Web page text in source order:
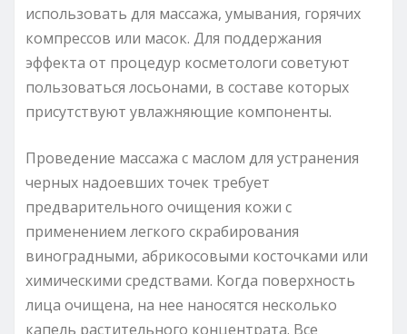
использовать для массажа, умывания, горячих
компрессов или масок. Для поддержания
эффекта от процедур косметологи советуют
пользоваться лосьонами, в составе которых
присутствуют увлажняющие компоненты.
Проведение массажа с маслом для устранения
черных надоевших точек требует
предварительного очищения кожи с
применением легкого скрабирования
виноградными, абрикосовыми косточками или
химическими средствами. Когда поверхность
лица очищена, на нее наносятся несколько
капель растительного концентрата. Все